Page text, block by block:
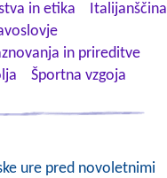
in etika
Italijanščina
in prireditve
Športna vzgoja
ure pred novoletnimi